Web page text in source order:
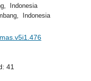
Indonesia
Indonesia
41